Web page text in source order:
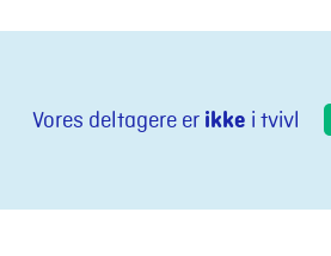
Vores deltagere er ikke i tvivl